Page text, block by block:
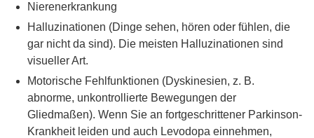
Nierenerkrankung
Halluzinationen (Dinge sehen, hören oder fühlen, die
gar nicht da sind). Die meisten Halluzinationen sind
visueller Art.
Motorische Fehlfunktionen (Dyskinesien, z. B.
abnorme, unkontrollierte Bewegungen der
Gliedmaßen). Wenn Sie an fortgeschrittener Parkinson-
Krankheit leiden und auch Levodopa einnehmen,